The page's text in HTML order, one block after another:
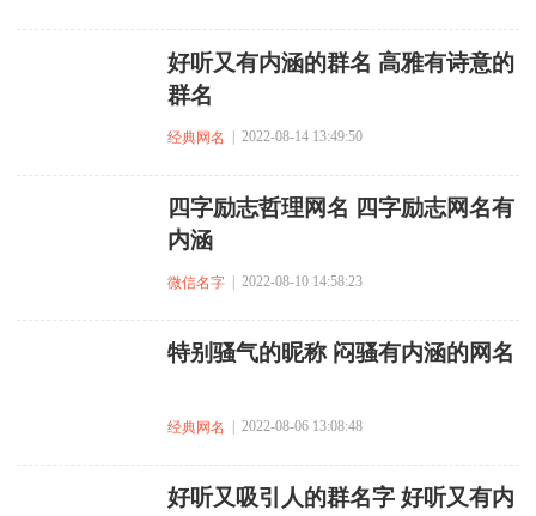
好听又有内涵的群名 高雅有诗意的
群名
经典网名 | 2022-08-14 13:49:50
四字励志哲理网名 四字励志网名有
内涵
微信名字 | 2022-08-10 14:58:23
特别骚气的昵称 闷骚有内涵的网名
经典网名 | 2022-08-06 13:08:48
好听又吸引人的群名字 好听又有内